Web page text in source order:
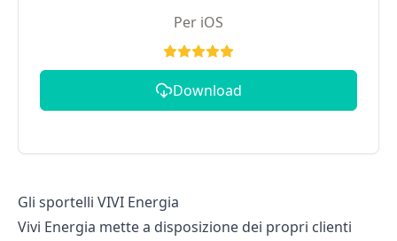
Per iOS
Download
Gli sportelli VIVI Energia
Vivi Energia mette a disposizione dei propri clienti